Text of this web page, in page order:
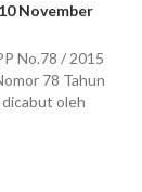
November
No.78 / 2015
78 Tahun
oleh